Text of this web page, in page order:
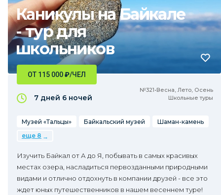
Каникулы на Байкале
- тур для
школьников
№321•Весна, Лето, Осень
Школьные туры
ОТ 115 000₽/ЧЕЛ
7 дней 6 ночей
Музей «Тальцы» Байкальский музей
Шаман-камень
еще 8
Изучить Байкал от А до Я, побывать в самых красивых
местах озера, насладиться первозданными природными
видами и отлично отдохнуть в компании друзей - все это
ждет юных путешественников в нашем весеннем туре!